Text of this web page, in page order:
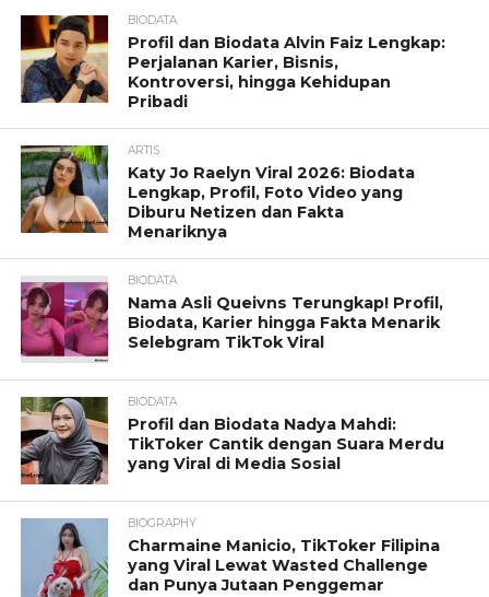
BIODATA
Profil dan Biodata Alvin Faiz Lengkap:
Perjalanan Karier, Bisnis,
Kontroversi, hingga Kehidupan
Pribadi
ARTIS
Katy Jo Raelyn Viral 2026: Biodata
Lengkap, Profil, Foto Video yang
Diburu Netizen dan Fakta
Menariknya
BIODATA
Nama Asli Queivns Terungkap! Profil,
Biodata, Karier hingga Fakta Menarik
Selebgram TikTok Viral
BIODATA
Profil dan Biodata Nadya Mahdi:
TikToker Cantik dengan Suara Merdu
yang Viral di Media Sosial
BIOGRAPHY
Charmaine Manicio, TikToker Filipina
yang Viral Lewat Wasted Challenge
dan Punya Jutaan Penggemar